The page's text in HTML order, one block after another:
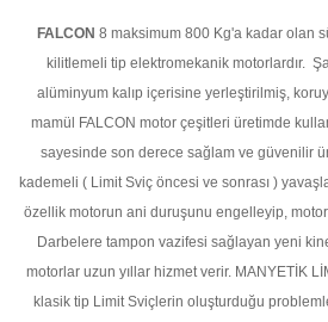
FALCON 8 maksimum 800 Kg'a kadar olan
kilitlemeli tip elektromekanik motorlardır.
alüminyum kalıp içerisine yerleştirilmiş,
mamül FALCON motor çeşitleri üretimde
sayesinde son derece sağlam ve güvenilir
kademeli ( Limit Sviç öncesi ve sonrası )
özellik motorun ani duruşunu engelleyip,
Darbelere tampon vazifesi sağlayan yeni
motorlar uzun yıllar hizmet verir. MANYETİK
klasik tip Limit Sviçlerin oluşturduğu